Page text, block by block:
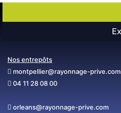
Nos entrepôts
montpellier@rayonnage-prive.com
04 11 28 08 00
orleans@rayonnage-prive.com